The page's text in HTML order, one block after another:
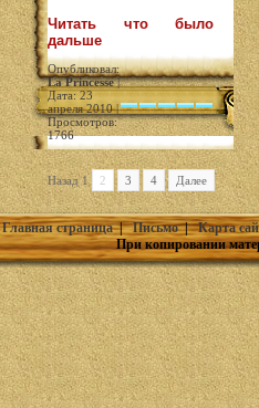
Читать что было
дальше
Опубликовал:
La Princesse|
Дата: 23
апреля 2010 |
Просмотров:
1766
Назад 1 2 3 4 Далее
Главная страница|Письмо|Карта
При копировании